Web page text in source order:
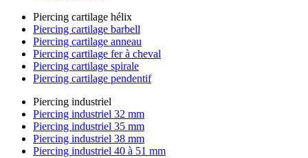
Piercing cartilage hélix
Piercing cartilage barbell
Piercing cartilage anneau
Piercing cartilage fer à cheval
Piercing cartilage spirale
Piercing cartilage pendentif
Piercing industriel
Piercing industriel 32 mm
Piercing industriel 35 mm
Piercing industriel 38 mm
Piercing industriel 40 à 51 mm